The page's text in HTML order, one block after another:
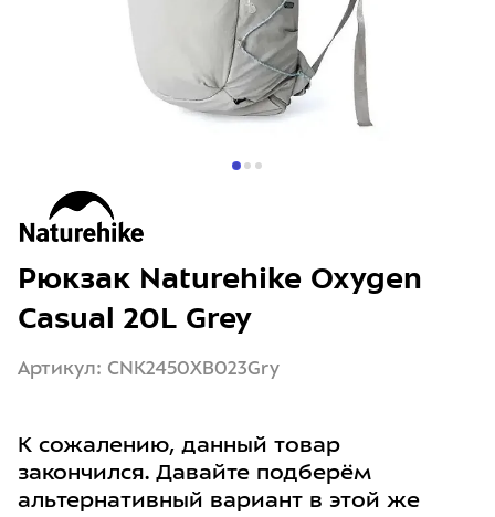
Рюкзак Naturehike Oxygen
Casual 20L Grey
Артикул: CNK2450XB023Gry
К сожалению, данный товар
закончился. Давайте подберём
альтернативный вариант в этой же